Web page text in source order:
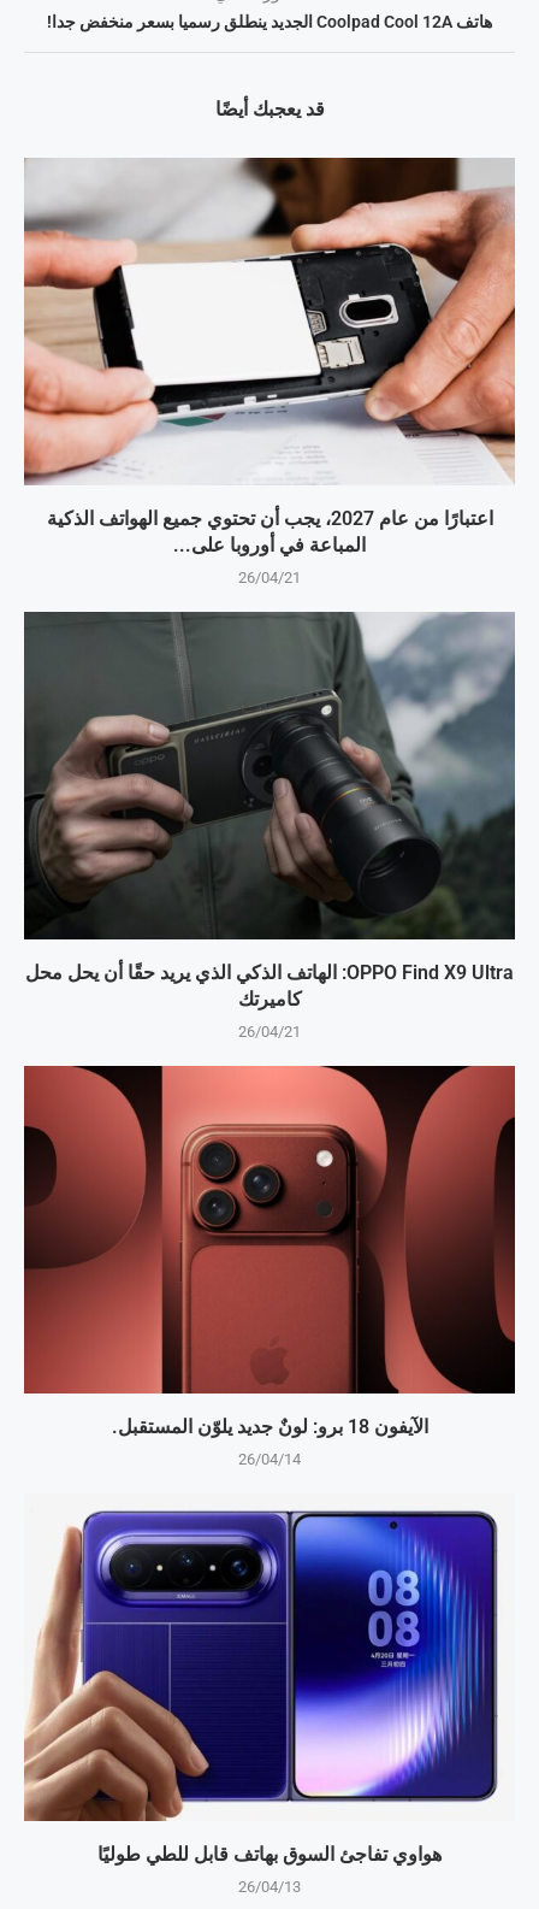
هاتف Coolpad Cool 12A الجديد ينطلق رسميا بسعر منخفض جدا!
قد يعجبك أيضًا
اعتبارًا من عام 2027، يجب أن تحتوي جميع الهواتف الذكية
المباعة في أوروبا على...
26/04/21
OPPO Find X9 Ultra: الهاتف الذكي الذي يريد حقًا أن يحل محل
كاميرتك
26/04/21
الآيفون 18 برو: لونٌ جديد يلوّن المستقبل.
26/04/14
هواوي تفاجئ السوق بهاتف قابل للطي طوليًا
26/04/13